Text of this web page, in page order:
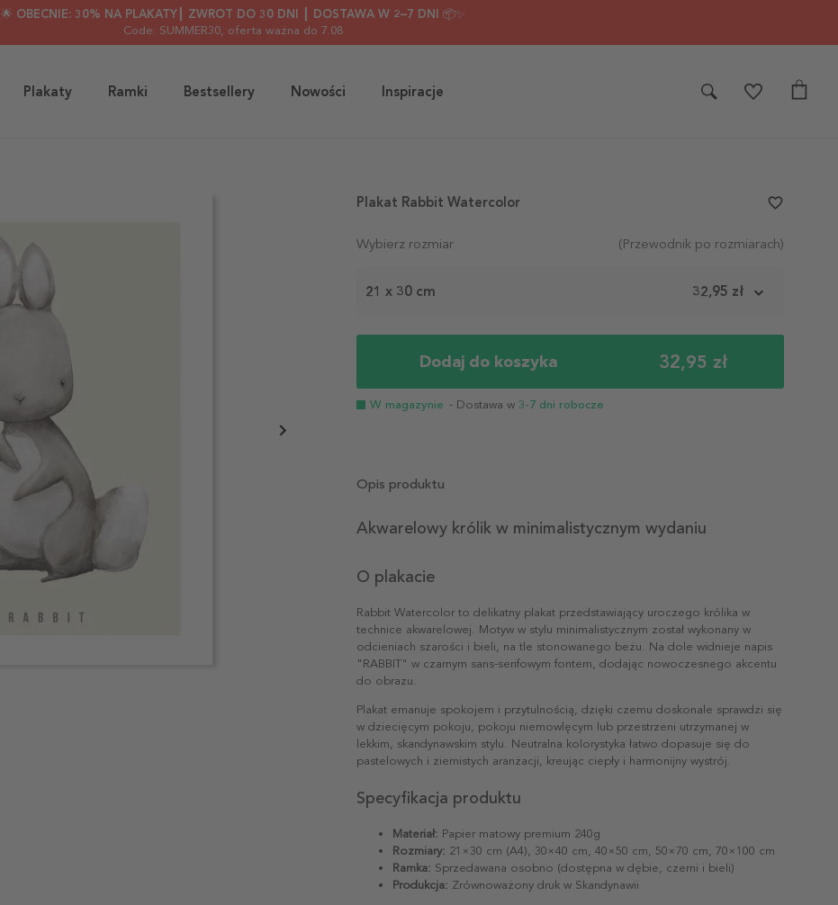
🌟 OBECNIE: 30% NA PLAKATY┃ ZWROT DO 30 DNI ┃ DOSTAWA W 2–7 DNI 📦✨
Code: SUMMER30, oferta ważna do 7.08
Plakaty Ramki Bestsellery Nowości Inspiracje
Wybierz rozmiar (Przewodnik po rozmiarach)
21 x 30 cm 32,95 zł
Dodaj do koszyka 32,95 zł
W magazynie - Dostawa w 3-7 dni robocze
Plakat Rabbit Watercolor favorite_border
Opis produktu
Akwarelowy królik w minimalistycznym wydaniu
O plakacie
Rabbit Watercolor to delikatny plakat przedstawiający uroczego królika w
technice akwarelowej. Motyw w stylu minimalistycznym został wykonany w
odcieniach szarości i bieli, na tle stonowanego beżu. Na dole widnieje napis
"RABBIT" w czarnym sans-serifowym fontem, dodając nowoczesnego akcentu
do obrazu.
Plakat emanuje spokojem i przytulnością, dzięki czemu doskonale sprawdzi się
w dziecięcym pokoju, pokoju niemowlęcym lub przestrzeni utrzymanej w
lekkim, skandynawskim stylu. Neutralna kolorystyka łatwo dopasuje się do
pastelowych i ziemistych aranżacji, kreując ciepły i harmonijny wystrój.
Specyfikacja produktu
Materiał: Papier matowy premium 240g
Rozmiary: 21×30 cm (A4), 30×40 cm, 40×50 cm, 50×70 cm, 70×100 cm
Ramka: Sprzedawana osobno (dostępna w dębie, czerni i bieli)
Produkcja: Zrównoważony druk w Skandynawii